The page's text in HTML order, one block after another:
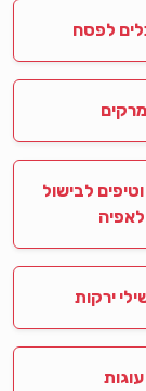
לפסח
מרקים
לבישול
ירקות
עוגות